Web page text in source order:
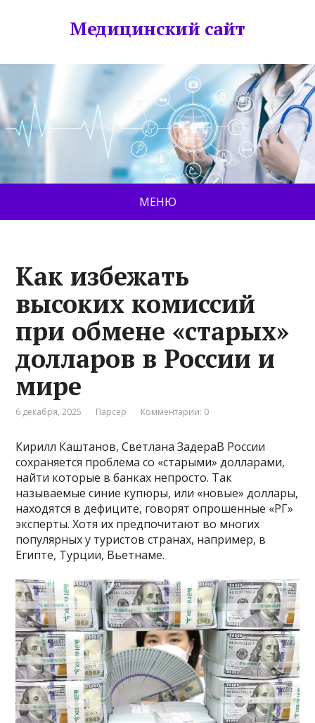
Медицинский сайт
МЕНЮ
Как избежать
высоких комиссий
при обмене «старых»
долларов в России и
мире
6 декабря, 2025 Парсер Комментарии: 0
Кирилл Каштанов, Светлана ЗадераВ России
сохраняется проблема со «старыми» долларами,
найти которые в банках непросто. Так
называемые синие купюры, или «новые» доллары,
находятся в дефиците, говорят опрошенные «РГ»
эксперты. Хотя их предпочитают во многих
популярных у туристов странах, например, в
Египте, Турции, Вьетнаме.